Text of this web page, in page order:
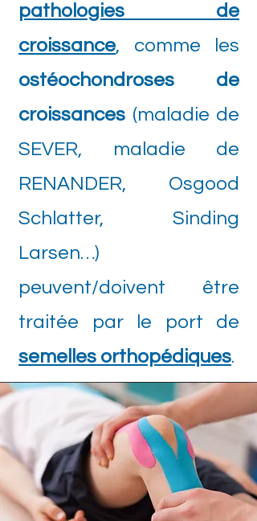
pathologies de
croissance, comme les
ostéochondroses de
croissances (maladie de
SEVER, maladie de
RENANDER, Osgood
Schlatter, Sinding
Larsen…)
peuvent/doivent être
traitée par le port de
semelles orthopédiques.